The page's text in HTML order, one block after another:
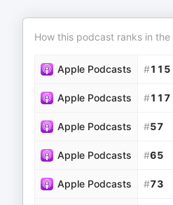
How this podcast ranks in the
Apple Podcasts #115
Apple Podcasts #117
Apple Podcasts #57
Apple Podcasts #65
Apple Podcasts #73